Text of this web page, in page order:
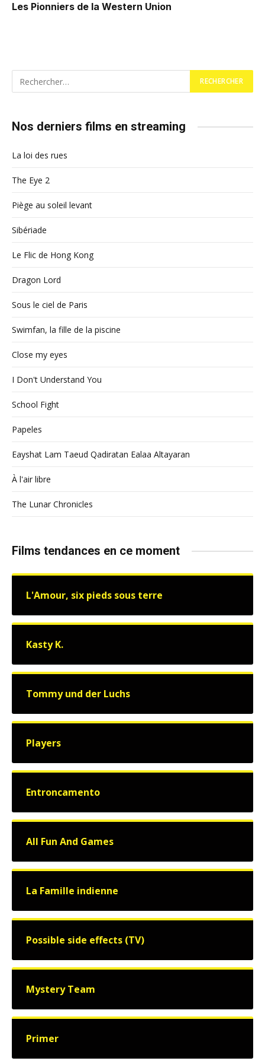
Les Pionniers de la Western Union
Nos derniers films en streaming
La loi des rues
The Eye 2
Piège au soleil levant
Sibériade
Le Flic de Hong Kong
Dragon Lord
Sous le ciel de Paris
Swimfan, la fille de la piscine
Close my eyes
I Don't Understand You
School Fight
Papeles
Eayshat Lam Taeud Qadiratan Ealaa Altayaran
À l'air libre
The Lunar Chronicles
Films tendances en ce moment
L'Amour, six pieds sous terre
Kasty K.
Tommy und der Luchs
Players
Entroncamento
All Fun And Games
La Famille indienne
Possible side effects (TV)
Mystery Team
Primer